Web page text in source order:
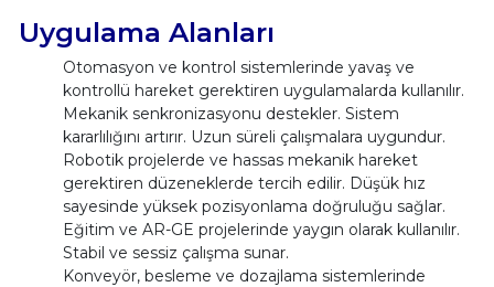
Uygulama Alanları
Otomasyon ve kontrol sistemlerinde yavaş ve
kontrollü hareket gerektiren uygulamalarda kullanılır.
Mekanik senkronizasyonu destekler. Sistem
kararlılığını artırır. Uzun süreli çalışmalara uygundur.
Robotik projelerde ve hassas mekanik hareket
gerektiren düzeneklerde tercih edilir. Düşük hız
sayesinde yüksek pozisyonlama doğruluğu sağlar.
Eğitim ve AR-GE projelerinde yaygın olarak kullanılır.
Stabil ve sessiz çalışma sunar.
Konveyör, besleme ve dozajlama sistemlerinde